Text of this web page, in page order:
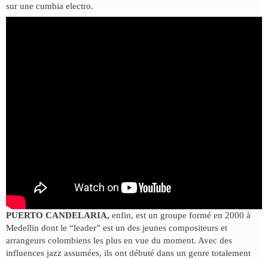
sur une cumbia electro.
PUERTO CANDELARIA, enfin, est un groupe formé en 2000 à
Medellin dont le “leader” est un des jeunes compositeurs et
arrangeurs colombiens les plus en vue du moment. Avec des
influences jazz assumées, ils ont débuté dans un genre totalement